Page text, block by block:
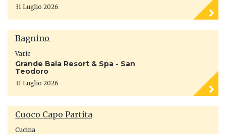
31 Luglio 2026
Bagnino
Varie
Grande Baia Resort & Spa - San
Teodoro
31 Luglio 2026
Cuoco Capo Partita
Cucina